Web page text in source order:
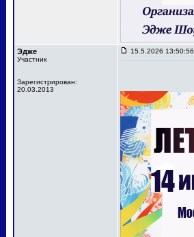
Эдже
Участник
Зарегистрирован:
20.03.2013
15.5.2026 13:50:56